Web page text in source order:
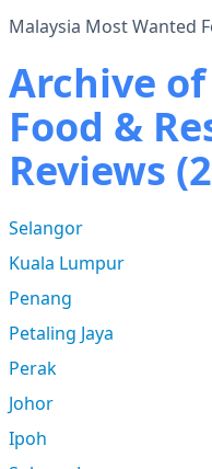
Malaysia Most Wanted
Archive
Food &
Reviews
Selangor
Kuala Lumpur
Penang
Petaling Jaya
Perak
Johor
Ipoh